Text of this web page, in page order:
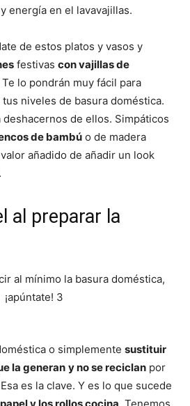
energía en el lavavajillas.
de estos platos y vasos y
festivas con vajillas de
Te lo pondrán muy fácil para
niveles de basura doméstica.
de ellos. Simpáticos
de bambú o de madera
añadido de añadir un look
al preparar la
o simplemente sustituir
la generan y no se reciclan por
es la clave. Y es lo que sucede